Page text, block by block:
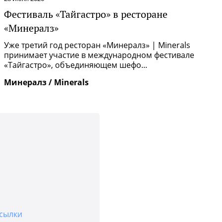
Фестиваль «Тайгастро» в ресторане
«Минералз»
Уже третий год ресторан «Минералз» | Minerals
принимает участие в международном фестивале
«Тайгастро», объединяющем шефо...
Минералз / Minerals